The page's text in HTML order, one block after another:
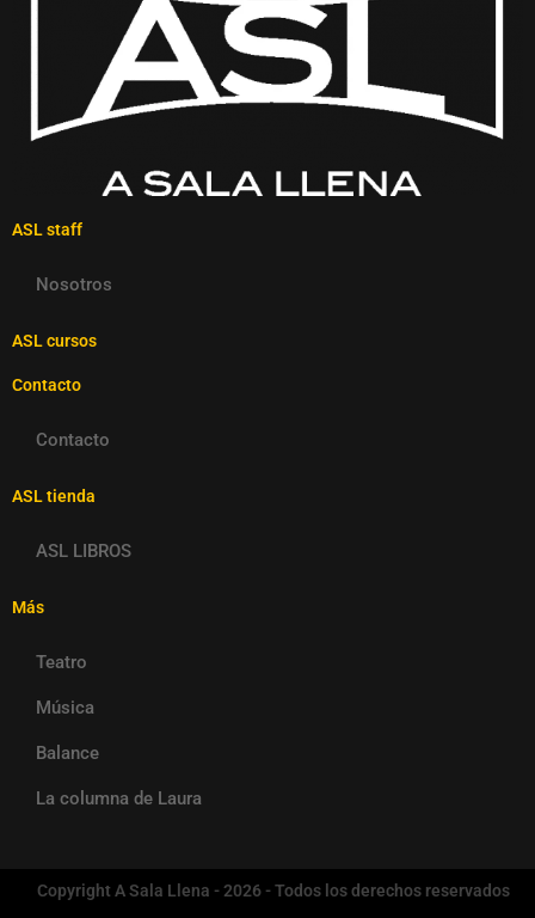
ASL staff
Nosotros
ASL cursos
Contacto
Contacto
ASL tienda
ASL LIBROS
Más
Teatro
Música
Balance
La columna de Laura
Copyright A Sala Llena - 2026 - Todos los derechos reservados